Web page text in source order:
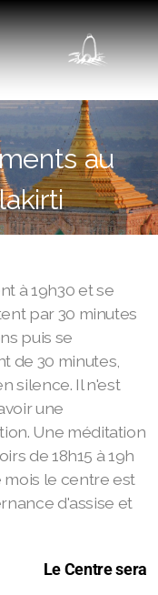
au
à 19h30 et se
par 30 minutes
puis se
de 30 minutes,
silence. Il n'est
une
Une méditation
de 18h15 à 19h
le centre est
d'assise et
sera